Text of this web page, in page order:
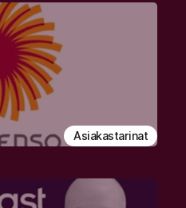
Asiakastarinat